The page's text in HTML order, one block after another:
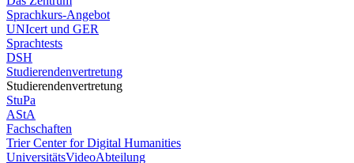
Sprachkurs-Angebot
UNIcert und GER
Sprachtests
DSH
Studierendenvertretung
Studierendenvertretung
StuPa
AStA
Fachschaften
Trier Center for Digital Humanities
UniversitätsVideoAbteilung